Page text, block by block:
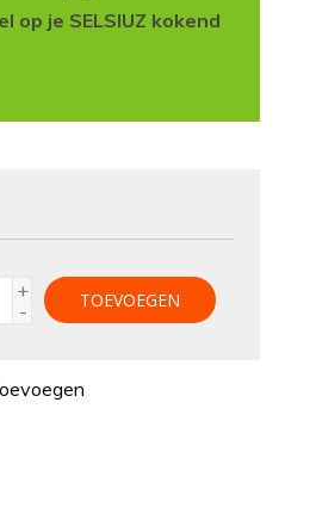
op je SELSIUZ kokend
+
-
TOEVOEGEN